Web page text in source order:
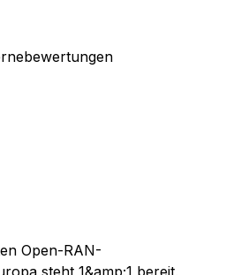
Open-RAN-
steht 1&amp;1 bereit,